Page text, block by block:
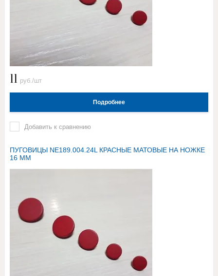
11 руб./шт
Подробнее
Добавить к сравнению
ПУГОВИЦЫ NE189.004.24L КРАСНЫЕ МАТОВЫЕ НА НОЖКЕ
16 ММ